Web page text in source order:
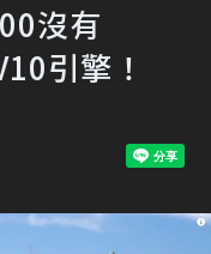
沒有
引擎！